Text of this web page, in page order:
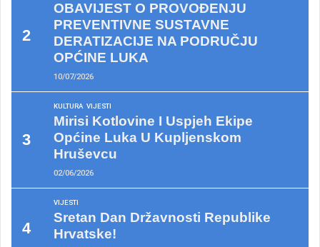
OBAVIJEST O PROVOĐENJU
PREVENTIVNE SUSTAVNE
DERATIZACIJE NA PODRUČJU
OPĆINE LUKA
10/07/2026
KULTURA VIJESTI
Mirisi Kotlovine I Uspjeh Ekipe
Općine Luka U Kupljenskom
Hruševcu
02/06/2026
VIJESTI
Sretan Dan Državnosti Republike
Hrvatske!